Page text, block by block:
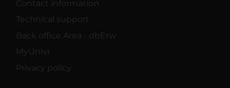
Contact information
Technical support
Back office Area - dbErw
MyUnivr
Privacy policy